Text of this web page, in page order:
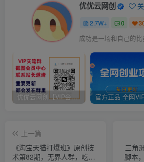
优优云网创
2.7W+ 0
成功是一场和自己的比
优优云网创【VIP会员专属交流群】
上一篇
《淘宝天猫打爆班》原创技
术第82期，无界人群，吃透
三角
脚本